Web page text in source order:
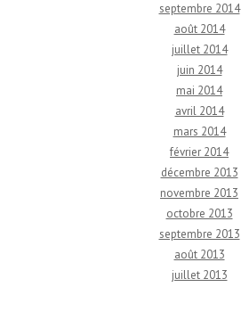
septembre 2014
août 2014
juillet 2014
juin 2014
mai 2014
avril 2014
mars 2014
février 2014
décembre 2013
novembre 2013
octobre 2013
septembre 2013
août 2013
juillet 2013